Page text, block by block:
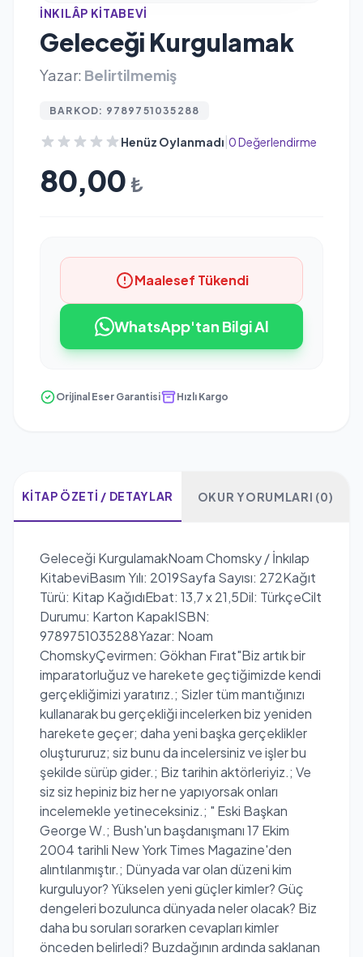
İNKILÂP KITABEVI
Geleceği Kurgulamak
Yazar: Belirtilmemiş
BARKOD: 9789751035288
Henüz Oylanmadı 0 Değerlendirme
80,00 ₺
Maalesef Tükendi
WhatsApp'tan Bilgi Al
Orijinal Eser Garantisi Hızlı Kargo
KITAP ÖZETI / DETAYLAR OKUR YORUMLARI (0)
Geleceği KurgulamakNoam Chomsky / İnkılap
KitabeviBasım Yılı: 2019Sayfa Sayısı: 272Kağıt
Türü: Kitap KağıdıEbat: 13,7 x 21,5Dil: TürkçeCilt
Durumu: Karton KapakISBN:
9789751035288Yazar: Noam
ChomskyÇevirmen: Gökhan Fırat"Biz artık bir
imparatorluğuz ve harekete geçtiğimizde kendi
gerçekliğimizi yaratırız.; Sizler tüm mantığınızı
kullanarak bu gerçekliği incelerken biz yeniden
harekete geçer; daha yeni başka gerçeklikler
oluştururuz; siz bunu da incelersiniz ve işler bu
şekilde sürüp gider.; Biz tarihin aktörleriyiz.; Ve
siz siz hepiniz biz her ne yapıyorsak onları
incelemekle yetineceksiniz.; " Eski Başkan
George W.; Bush'un başdanışmanı 17 Ekim
2004 tarihli New York Times Magazine'den
alıntılanmıştır.; Dünyada var olan düzeni kim
kurguluyor? Yükselen yeni güçler kimler? Güç
dengeleri bozulunca dünyada neler olacak? Biz
daha bu soruları sorarken cevapları kimler
önceden belirledi? Buzdağının ardında saklanan